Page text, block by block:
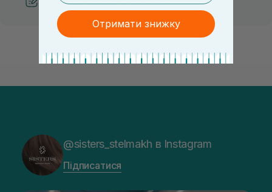
@sisters_stelmakh в Instagram
Підписатися
Отримати знижку